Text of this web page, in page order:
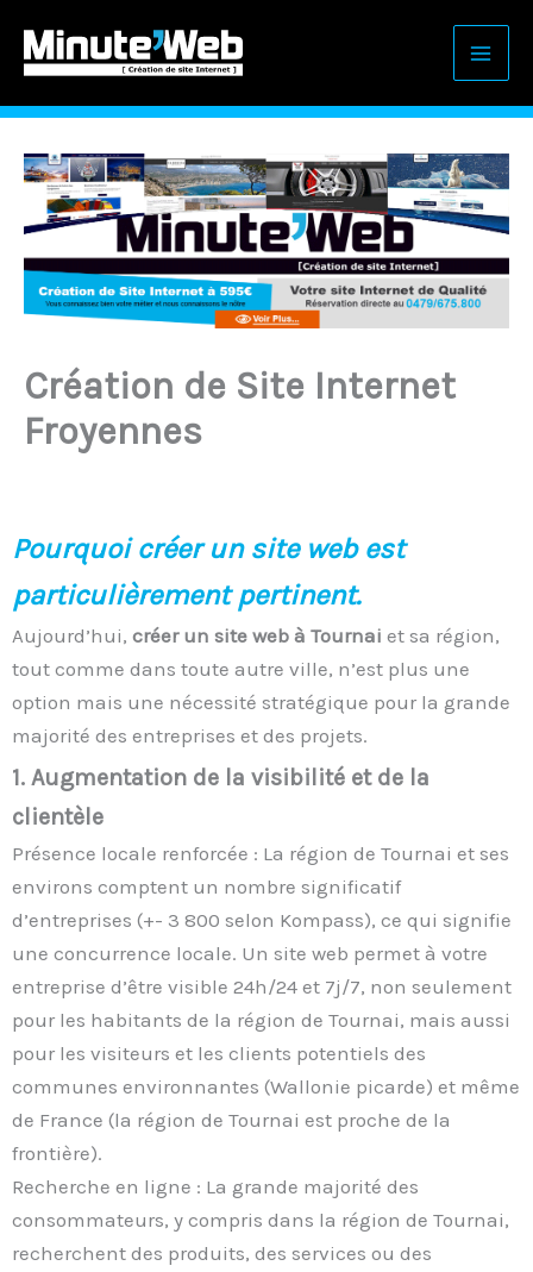
contenu
Création de Site Internet
Froyennes
Pourquoi créer un site web est
particulièrement pertinent.
Aujourd’hui, créer un site web à Tournai et sa région,
tout comme dans toute autre ville, n’est plus une
option mais une nécessité stratégique pour la grande
majorité des entreprises et des projets.
1. Augmentation de la visibilité et de la
clientèle
Présence locale renforcée : La région de Tournai et ses
environs comptent un nombre significatif
d’entreprises (+- 3 800 selon Kompass), ce qui signifie
une concurrence locale. Un site web permet à votre
entreprise d’être visible 24h/24 et 7j/7, non seulement
pour les habitants de la région de Tournai, mais aussi
pour les visiteurs et les clients potentiels des
communes environnantes (Wallonie picarde) et même
de France (la région de Tournai est proche de la
frontière).
Recherche en ligne : La grande majorité des
consommateurs, y compris dans la région de Tournai,
recherchent des produits, des services ou des